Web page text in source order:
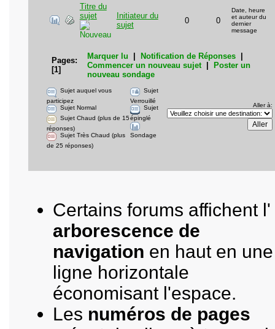
Titre du
sujet
Initiateur du
sujet
0 0
Date, heure
et auteur du
dernier
message
Pages:
[1]
Marquer lu Notification de Réponses|
Commencer un nouveau sujet|
Poster un
nouveau sondage
Sujet auquel vous
participez
Sujet Normal
Sujet Chaud (plus de 15
réponses)
Sujet Très Chaud (plus
de 25 réponses)
Sujet
Verrouillé
Sujet
épinglé
Sondage
Aller à:
Certains forums affichent l'
arborescence de
navigation en haut en une
ligne horizontale
économisant l'espace.
Les numéros de pages